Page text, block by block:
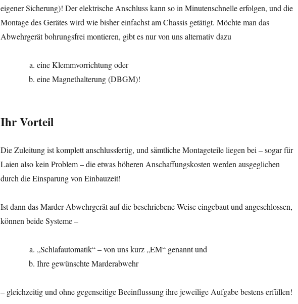
eigener Sicherung)! Der elektrische Anschluss kann so in Minutenschnelle erfolgen, und die
Montage des Gerätes wird wie bisher einfachst am Chassis getätigt. Möchte man das
Abwehrgerät bohrungsfrei montieren, gibt es nur von uns alternativ dazu
eine Klemmvorrichtung oder
eine Magnethalterung (DBGM)!
Ihr Vorteil
Die Zuleitung ist komplett anschlussfertig, und sämtliche Montageteile liegen bei – sogar für
Laien also kein Problem – die etwas höheren Anschaffungskosten werden ausgeglichen
durch die Einsparung von Einbauzeit!
Ist dann das Marder-Abwehrgerät auf die beschriebene Weise eingebaut und angeschlossen,
können beide Systeme –
„Schlafautomatik“ – von uns kurz „EM“ genannt und
Ihre gewünschte Marderabwehr
– gleichzeitig und ohne gegenseitige Beeinflussung ihre jeweilige Aufgabe bestens erfüllen!